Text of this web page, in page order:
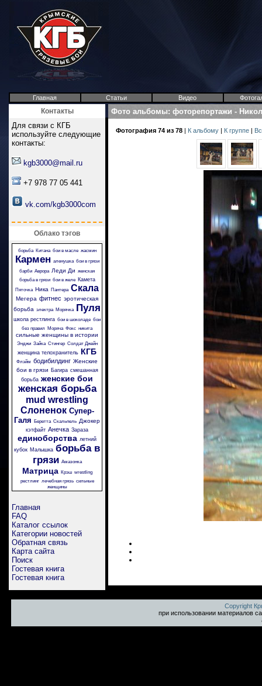
Главная Статьи Видео
Контакты
Для связи с КГБ
используйте следующие
контакты:
kgb3000@mail.ru
+7 978 77 05 441
vk.com/kgb3000com
Облако тэгов
борьба Китана бои в масле жасмин
Кармен аленушка бои в грязи
барби Аврора Леди Ди женская
борьба в грязи бои в желе Камета
Пяточка Ника Пантера Скала
Мегера фитнес эротическая
борьба электра Морячка Пуля
школа рестлинга бои в шоколаде бои
без правил Моряча Фокс никита
сильные женщины в истории
Энджи Зайка Стингер Солдат Джейн
женщина телохранитель КГБ
Флэйм бодибилдинг Женские
бои в грязи Багира смешанная
борьба женские бои
женская борьба
mud wrestling
Слоненок Супер-
Галя
Беретта Скальпель Джокер
кэтфайт Анечка Зараза
единоборства летний
кубок Малышка борьба в
грязи Амазонка
Матрица Крэш wrestling
рестлинг лечебная грязь сильные
женщины
Главная
FAQ
Каталог ссылок
Категории новостей
Обратная связь
Карта сайта
Поиск
Гостевая книга
Гостевая книга
Фото альбомы: фоторепортажи -
Фотография 74 из 78 | К альбому | К группе |
Copyright
при использовании материалов